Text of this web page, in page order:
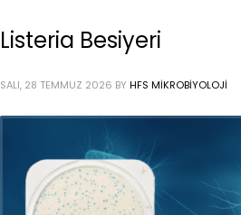
Listeria Besiyeri
SALI, 28 TEMMUZ 2026 BY HFS MIKROBIYOLOJI